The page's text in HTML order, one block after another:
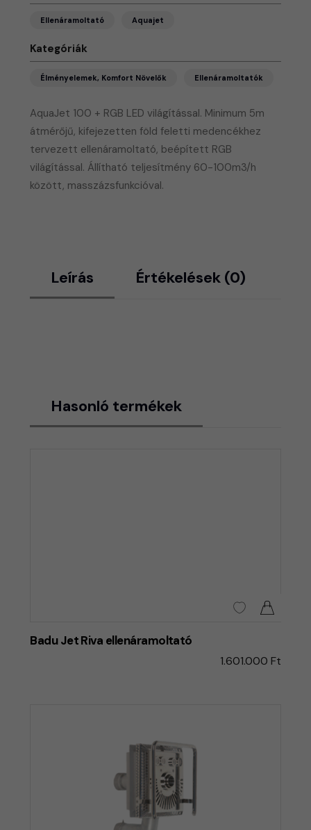
AquaJet 100 + RGB LED világítással. Minimum 5m
átmérőjű, kifejezetten föld feletti medencékhez
tervezett ellenáramoltató, beépített RGB
világítással. Állítható teljesítmény 60-100m3/h
között, masszázsfunkcióval.
Ellenáramoltató Aquajet
Kategóriák
Élményelemek, Komfort Növelők Ellenáramoltatók
Leírás Értékelések (0)
Hasonló termékek
Badu Jet Riva ellenáramoltató
1.601.000 Ft